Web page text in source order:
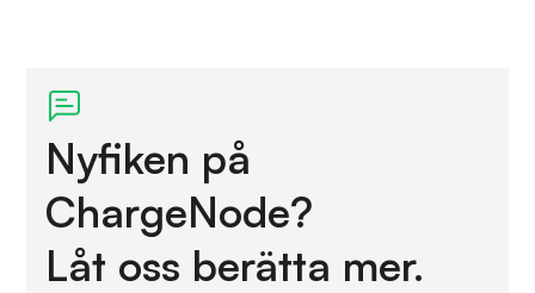
Nyfiken på
ChargeNode?
Låt oss berätta mer.